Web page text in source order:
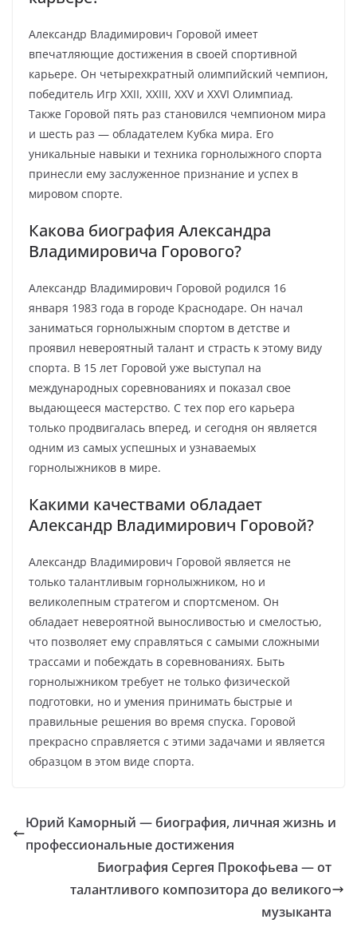
Александр Владимирович Горовой имеет
впечатляющие достижения в своей спортивной
карьере. Он четырехкратный олимпийский чемпион,
победитель Игр XXII, XXIII, XXV и XXVI Олимпиад.
Также Горовой пять раз становился чемпионом мира
и шесть раз — обладателем Кубка мира. Его
уникальные навыки и техника горнолыжного спорта
принесли ему заслуженное признание и успех в
мировом спорте.
Какова биография Александра
Владимировича Горового?
Александр Владимирович Горовой родился 16
января 1983 года в городе Краснодаре. Он начал
заниматься горнолыжным спортом в детстве и
проявил невероятный талант и страсть к этому виду
спорта. В 15 лет Горовой уже выступал на
международных соревнованиях и показал свое
выдающееся мастерство. С тех пор его карьера
только продвигалась вперед, и сегодня он является
одним из самых успешных и узнаваемых
горнолыжников в мире.
Какими качествами обладает
Александр Владимирович Горовой?
Александр Владимирович Горовой является не
только талантливым горнолыжником, но и
великолепным стратегом и спортсменом. Он
обладает невероятной выносливостью и смелостью,
что позволяет ему справляться с самыми сложными
трассами и побеждать в соревнованиях. Быть
горнолыжником требует не только физической
подготовки, но и умения принимать быстрые и
правильные решения во время спуска. Горовой
прекрасно справляется с этими задачами и является
образцом в этом виде спорта.
Юрий Каморный — биография, личная жизнь и
профессиональные достижения
Биография Сергея Прокофьева — от
талантливого композитора до великого
музыканта